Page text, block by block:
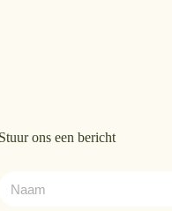
Stuur ons een bericht